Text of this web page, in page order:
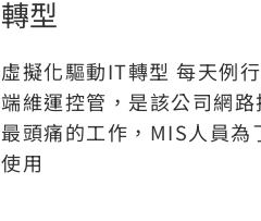
轉型
虛擬化驅動IT轉型 每天例
端維運控管，是該公司網路
最頭痛的工作，MIS人員為
使用